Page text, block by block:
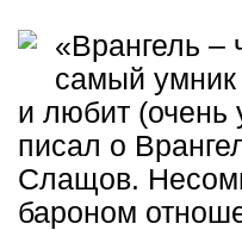
«Врангель –
самый умник
и любит (очень
писал о
Слащов.
бароном